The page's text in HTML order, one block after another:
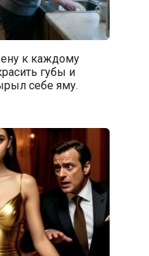
к каждому
губы и
себе яму.